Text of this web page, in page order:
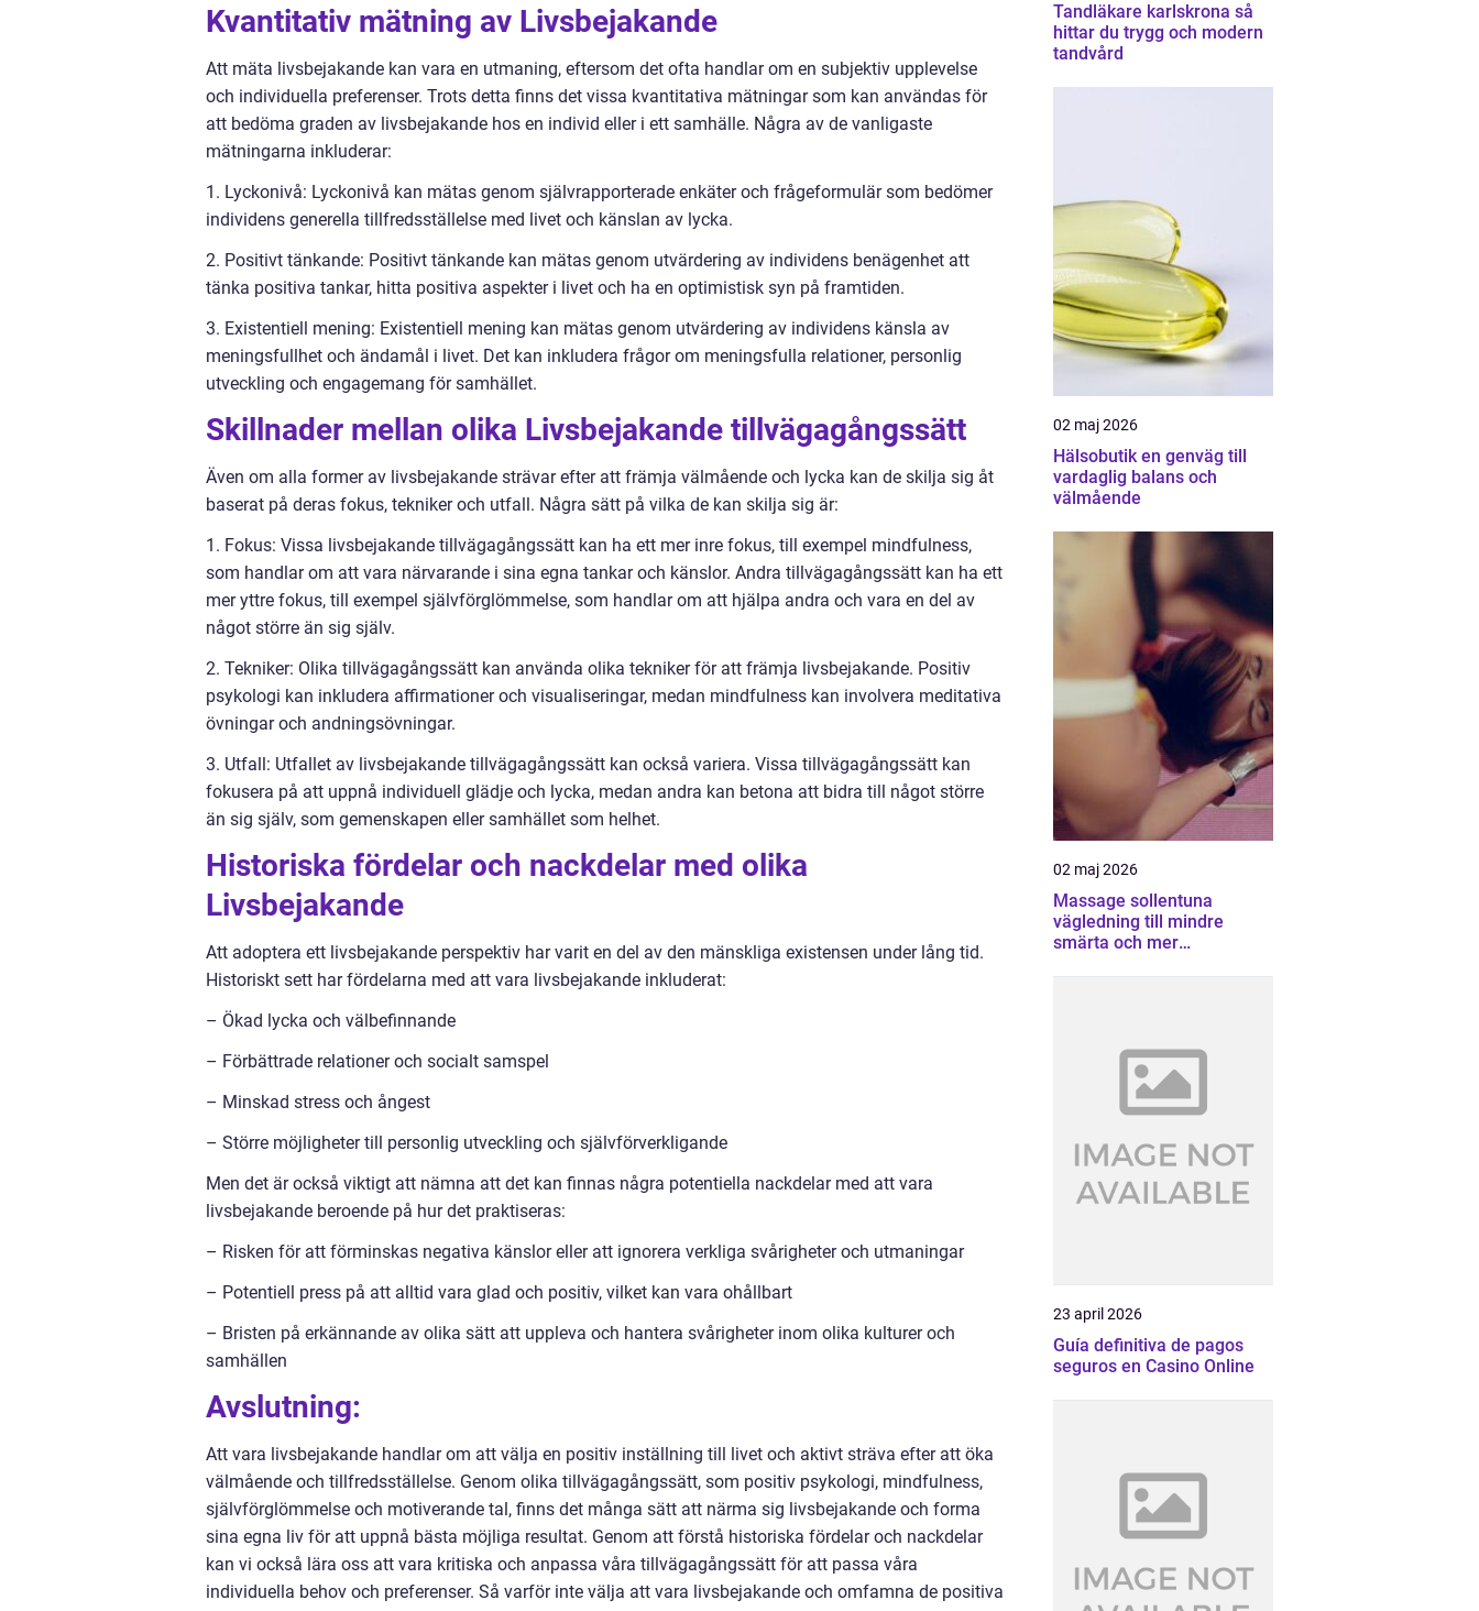
Kvantitativ mätning av Livsbejakande
Att mäta livsbejakande kan vara en utmaning, eftersom det ofta handlar om en subjektiv upplevelse
och individuella preferenser. Trots detta finns det vissa kvantitativa mätningar som kan användas för
att bedöma graden av livsbejakande hos en individ eller i ett samhälle. Några av de vanligaste
mätningarna inkluderar:
1. Lyckonivå: Lyckonivå kan mätas genom självrapporterade enkäter och frågeformulär som bedömer
individens generella tillfredsställelse med livet och känslan av lycka.
2. Positivt tänkande: Positivt tänkande kan mätas genom utvärdering av individens benägenhet att
tänka positiva tankar, hitta positiva aspekter i livet och ha en optimistisk syn på framtiden.
3. Existentiell mening: Existentiell mening kan mätas genom utvärdering av individens känsla av
meningsfullhet och ändamål i livet. Det kan inkludera frågor om meningsfulla relationer, personlig
utveckling och engagemang för samhället.
Skillnader mellan olika Livsbejakande tillvägagångssätt
Även om alla former av livsbejakande strävar efter att främja välmående och lycka kan de skilja sig åt
baserat på deras fokus, tekniker och utfall. Några sätt på vilka de kan skilja sig är:
1. Fokus: Vissa livsbejakande tillvägagångssätt kan ha ett mer inre fokus, till exempel mindfulness,
som handlar om att vara närvarande i sina egna tankar och känslor. Andra tillvägagångssätt kan ha ett
mer yttre fokus, till exempel självförglömmelse, som handlar om att hjälpa andra och vara en del av
något större än sig själv.
2. Tekniker: Olika tillvägagångssätt kan använda olika tekniker för att främja livsbejakande. Positiv
psykologi kan inkludera affirmationer och visualiseringar, medan mindfulness kan involvera meditativa
övningar och andningsövningar.
3. Utfall: Utfallet av livsbejakande tillvägagångssätt kan också variera. Vissa tillvägagångssätt kan
fokusera på att uppnå individuell glädje och lycka, medan andra kan betona att bidra till något större
än sig själv, som gemenskapen eller samhället som helhet.
Historiska fördelar och nackdelar med olika
Livsbejakande
Att adoptera ett livsbejakande perspektiv har varit en del av den mänskliga existensen under lång tid.
Historiskt sett har fördelarna med att vara livsbejakande inkluderat:
– Ökad lycka och välbefinnande
– Förbättrade relationer och socialt samspel
– Minskad stress och ångest
– Större möjligheter till personlig utveckling och självförverkligande
Men det är också viktigt att nämna att det kan finnas några potentiella nackdelar med att vara
livsbejakande beroende på hur det praktiseras:
– Risken för att förminskas negativa känslor eller att ignorera verkliga svårigheter och utmaningar
– Potentiell press på att alltid vara glad och positiv, vilket kan vara ohållbart
– Bristen på erkännande av olika sätt att uppleva och hantera svårigheter inom olika kulturer och
samhällen
Avslutning:
Att vara livsbejakande handlar om att välja en positiv inställning till livet och aktivt sträva efter att öka
välmående och tillfredsställelse. Genom olika tillvägagångssätt, som positiv psykologi, mindfulness,
självförglömmelse och motiverande tal, finns det många sätt att närma sig livsbejakande och forma
sina egna liv för att uppnå bästa möjliga resultat. Genom att förstå historiska fördelar och nackdelar
kan vi också lära oss att vara kritiska och anpassa våra tillvägagångssätt för att passa våra
individuella behov och preferenser. Så varför inte välja att vara livsbejakande och omfamna de positiva
Tandläkare karlskrona så
hittar du trygg och modern
tandvård
02 maj 2026
Hälsobutik en genväg till
vardaglig balans och
välmående
02 maj 2026
Massage sollentuna
vägledning till mindre
smärta och mer
23 april 2026
Guía definitiva de pagos
seguros en Casino Online